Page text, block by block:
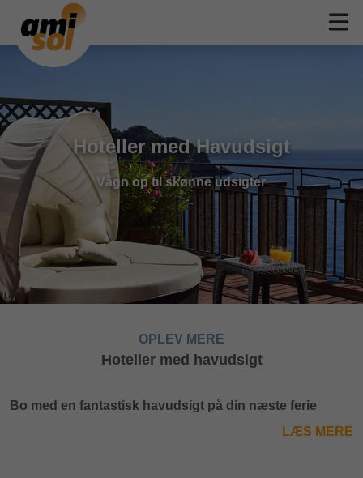
Hoteller med Havudsigt
Vågn op til skønne udsigter
OPLEV MERE
Hoteller med havudsigt
Bo med en fantastisk havudsigt på din næste ferie
LÆS MERE